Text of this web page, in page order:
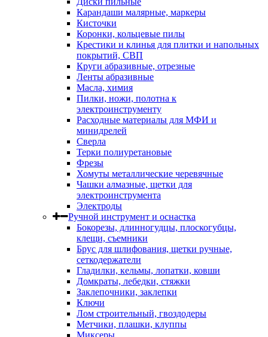
Карандаши малярные, маркеры
Кисточки
Коронки, кольцевые пилы
Крестики и клинья для плитки и напольных
покрытий, СВП
Круги абразивные, отрезные
Ленты абразивные
Масла, химия
Пилки, ножи, полотна к
электроинструменту
Расходные материалы для МФИ и
минидрелей
Сверла
Терки полиуретановые
Фрезы
Хомуты металлические черевячные
Чашки алмазные, щетки для
электроинструмента
Электроды
Ручной инструмент и оснастка
Бокорезы, длинногудцы, плоскогубцы,
клещи, съемники
Брус для шлифования, щетки ручные,
сеткодержатели
Гладилки, кельмы, лопатки, ковши
Домкраты, лебедки, стяжки
Заклепочники, заклепки
Ключи
Лом строительный, гвоздодеры
Метчики, плашки, клуппы
Миксеры